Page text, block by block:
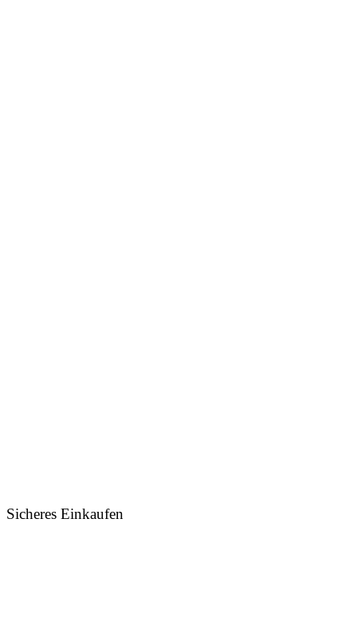
Sicheres Einkaufen